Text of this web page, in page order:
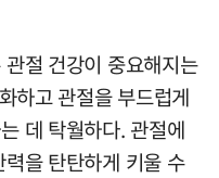
절 건강이 중요해지는
하고 관절을 부드럽게
데 탁월하다. 관절에
을 탄탄하게 키울 수